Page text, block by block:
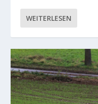
WEITERLESEN